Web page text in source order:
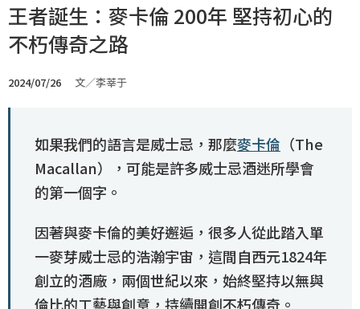
王者誕生：麥卡倫 200年 堅持初心的
不朽傳奇之路
2024/07/26 文／李莘于
如果我們的語言是威士忌，那麼麥卡倫 （The
Macallan），可能是許多威士忌酒迷所學會
的第一個字。
因著與麥卡倫的美好邂逅，很多人從此踏入單
一麥芽威士忌的浩瀚宇宙，這間自西元1824年
創立的酒廠，兩個世紀以來，始終堅持以無與
倫比的工藝與創意，持續開創不朽傳奇。